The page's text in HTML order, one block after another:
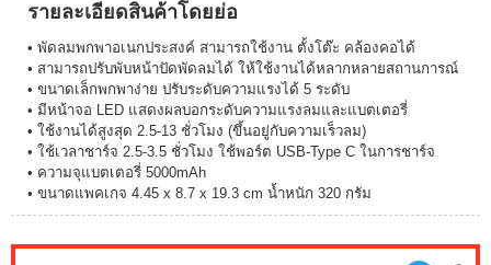
รายละเอียดสินค้าโดยย่อ
• พัดลมพกพาอเนกประสงค์ สามารถใช้งาน ตั้งโต๊ะ คล้องคอได้
• สามารถปรับพับหน้าปัดพัดลมได้ ให้ใช้งานได้หลากหลายสถานการณ์
• ขนาดเล็กพกพาง่าย ปรับระดับความแรงได้ 5 ระดับ
• มีหน้าจอ LED แสดงผลบอกระดับความแรงลมและแบตเตอรี่
• ใช้งานได้สูงสุด 2.5-13 ชั่วโมง (ขึ้นอยู่กับความเร็วลม)
• ใช้เวลาชาร์จ 2.5-3.5 ชั่วโมง ใช้พอร์ต USB-Type C ในการชาร์จ
• ความจุแบตเตอรี่ 5000mAh
• ขนาดแพคเกจ 4.45 x 8.7 x 19.3 cm น้ำหนัก 320 กรัม